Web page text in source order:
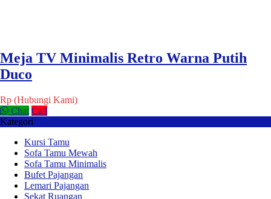
Meja TV Minimalis Retro Warna Putih
Duco
Rp (Hubungi Kami)
Chat Call
Kategori
Kursi Tamu
Sofa Tamu Mewah
Sofa Tamu Minimalis
Bufet Pajangan
Lemari Pajangan
Sekat Ruangan